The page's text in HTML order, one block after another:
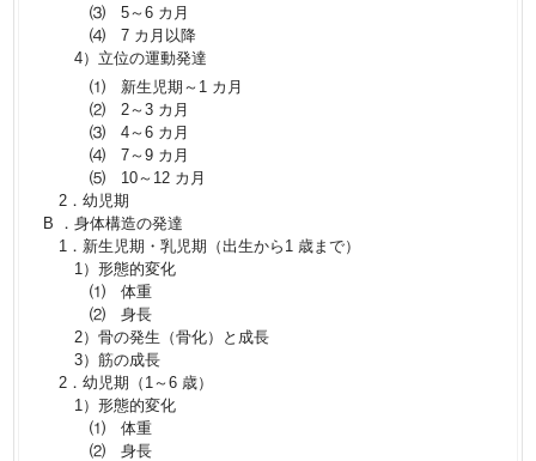
⑶ 5～6 カ月
⑷ 7 カ月以降
4）立位の運動発達
⑴ 新生児期～1 カ月
⑵ 2～3 カ月
⑶ 4～6 カ月
⑷ 7～9 カ月
⑸ 10～12 カ月
2．幼児期
B ．身体構造の発達
1．新生児期・乳児期（出生から1 歳まで）
1）形態的変化
⑴ 体重
⑵ 身長
2）骨の発生（骨化）と成長
3）筋の成長
2．幼児期（1～6 歳）
1）形態的変化
⑴ 体重
⑵ 身長